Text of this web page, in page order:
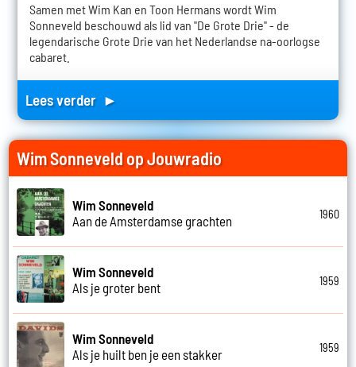
Samen met Wim Kan en Toon Hermans wordt Wim
Sonneveld beschouwd als lid van "De Grote Drie" - de
legendarische Grote Drie van het Nederlandse na-oorlogse
cabaret.
Lees verder ►
Wim Sonneveld op Jouwradio
Wim Sonneveld
Aan de Amsterdamse grachten
1960
Wim Sonneveld
Als je groter bent
1959
Wim Sonneveld
Als je huilt ben je een stakker
1959